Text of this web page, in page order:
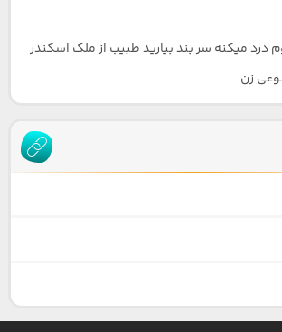
درد میکنه سر بند بیارید طبیب از ملک اسکندر
زن